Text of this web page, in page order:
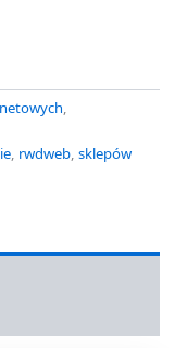
,
, rwdweb, sklepów